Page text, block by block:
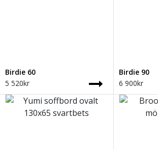
Birdie 60
5 520kr
Birdie 90
6 900kr